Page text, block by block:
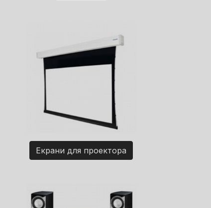
Екрани для проектора